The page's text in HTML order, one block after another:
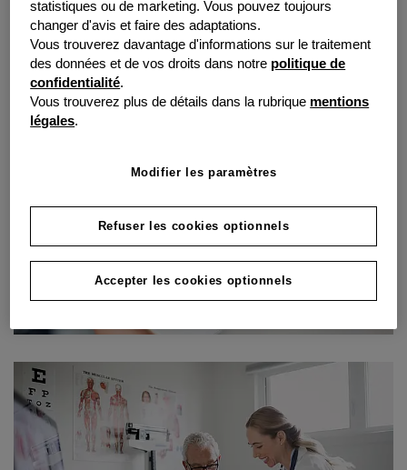
de relever ce défi.
statistiques ou de marketing. Vous pouvez toujours
changer d'avis et faire des adaptations.
Vous trouverez davantage d'informations sur le traitement
des données et de vos droits dans notre politique de
confidentialité.
Vous trouverez plus de détails dans la rubrique mentions
légales.
Modifier les paramètres
Refuser les cookies optionnels
Accepter les cookies optionnels